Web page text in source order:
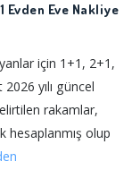
Evden Eve Nakliye
için 1+1, 2+1,
yılı güncel
rakamlar,
hesaplanmış olup